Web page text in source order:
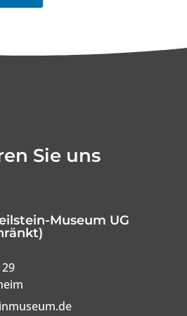
Sie uns
Museum UG